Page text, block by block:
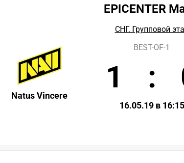
EPICENTER
СНГ. Групповой
Natus Vincere
BEST-OF-1
1 :
16.05.19 в 16:15